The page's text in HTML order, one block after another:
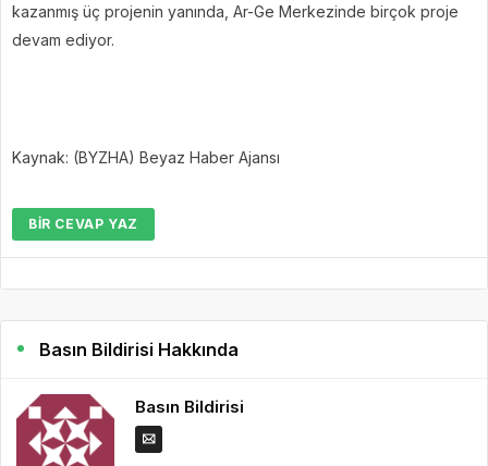
kazanmış üç projenin yanında, Ar-Ge Merkezinde birçok proje
devam ediyor.
Kaynak: (BYZHA) Beyaz Haber Ajansı
BIR CEVAP YAZ
Basın Bildirisi Hakkında
Basın Bildirisi